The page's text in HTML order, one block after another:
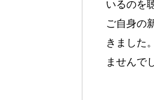
いるのを
ご自身の
きました
ませんで